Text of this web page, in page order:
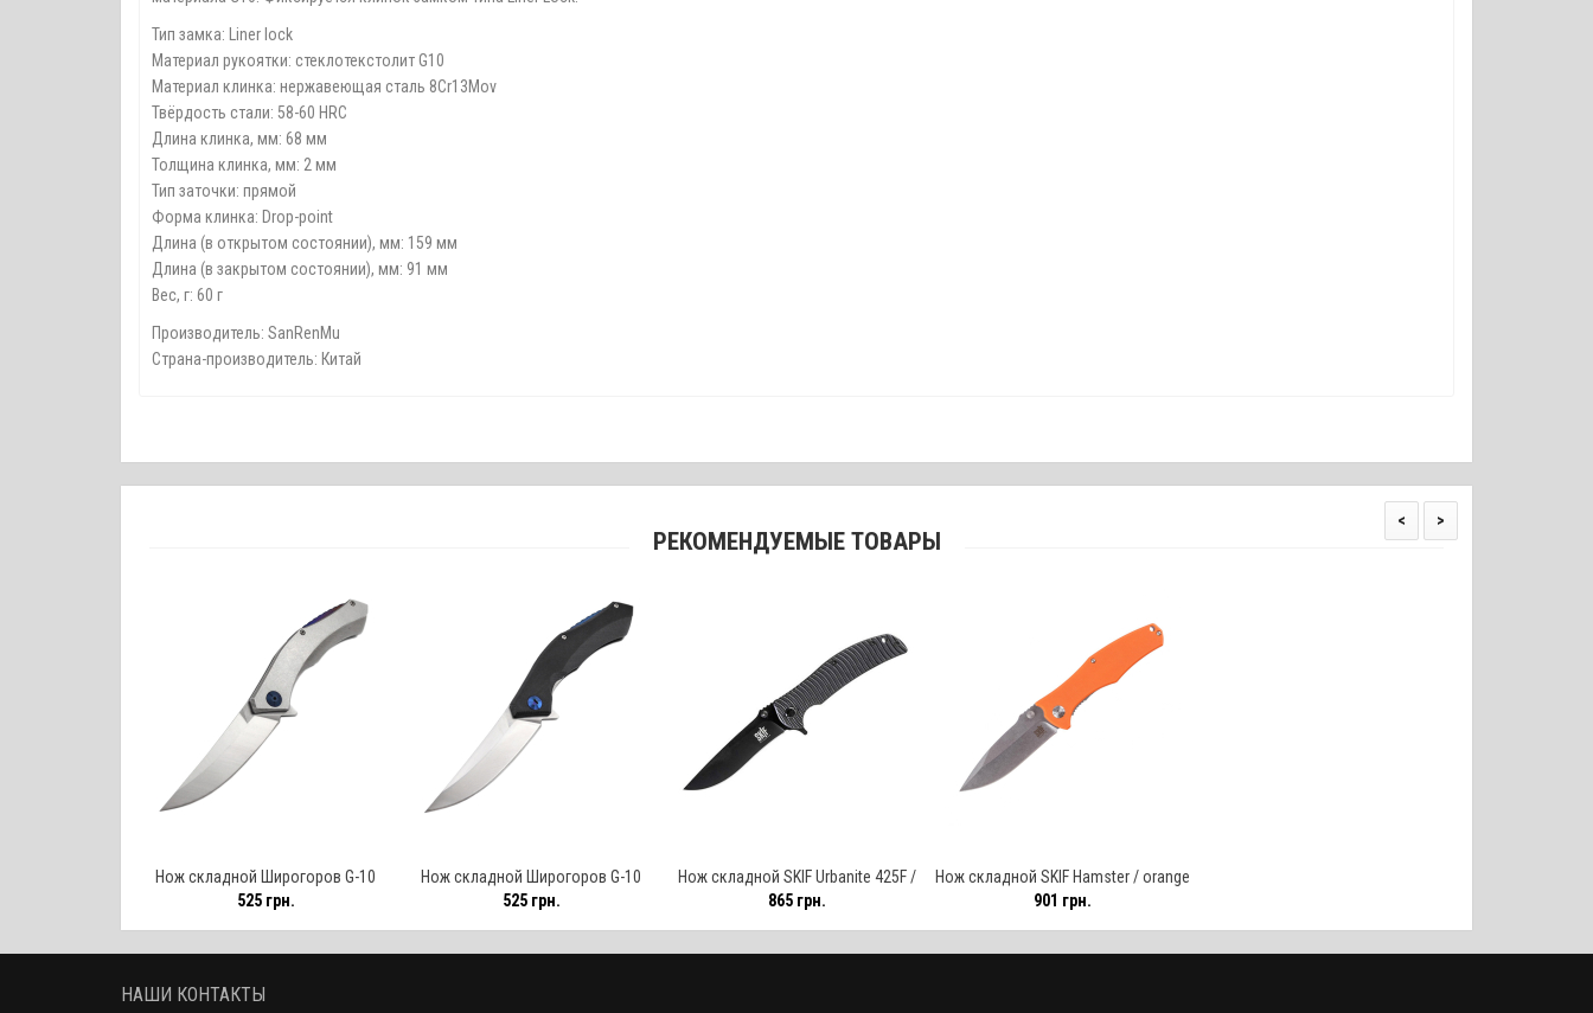
Тип замка: Liner lock
Материал рукоятки: стеклотекстолит G10
Материал клинка: нержавеющая сталь 8Cr13Mov
Твёрдость стали: 58-60 HRC
Длина клинка, мм: 68 мм
Толщина клинка, мм: 2 мм
Тип заточки: прямой
Форма клинка: Drop-point
Длина (в открытом состоянии), мм: 159 мм
Длина (в закрытом состоянии), мм: 91 мм
Вес, г: 60 г
Производитель: SanRenMu
Страна-производитель: Китай
РЕКОМЕНДУЕМЫЕ ТОВАРЫ
Нож складной Широгоров G-10
(реплика) / сталь
525 грн.
Нож складной Широгоров G-10
(реплика) / чёрный
525 грн.
Нож складной SKIF Urbanite 425F /
чёрный
865 грн.
Нож складной SKIF Hamster / orange
901 грн.
< >
НАШИ КОНТАКТЫ